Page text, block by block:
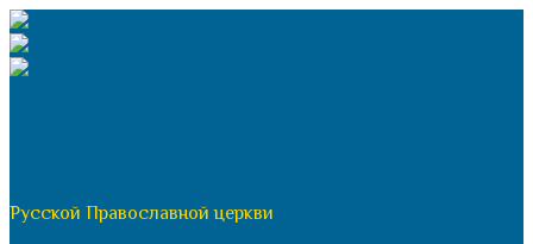
Перейти
к
содержимому
Русской Православной церкви